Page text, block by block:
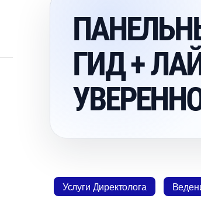
ГИД +
Услуги Директолога